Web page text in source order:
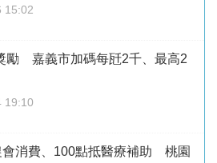
15:02
勵 嘉義市加碼每瓩2千、最高2
19:10
會消費、100點抵醫療補助 桃園